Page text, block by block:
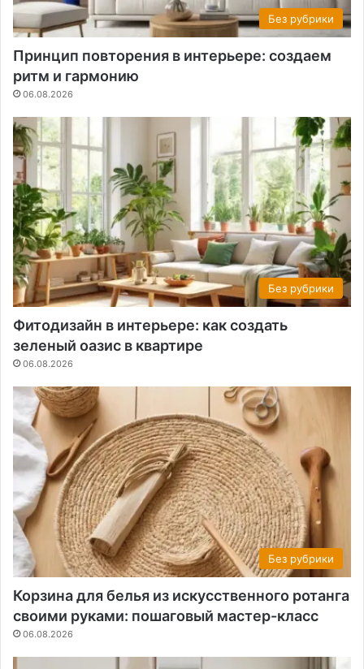
Без рубрики
Принцип повторения в интерьере: создаем
ритм и гармонию
06.08.2026
Без рубрики
Фитодизайн в интерьере: как создать
зеленый оазис в квартире
06.08.2026
Без рубрики
Корзина для белья из искусственного ротанга
своими руками: пошаговый мастер-класс
06.08.2026